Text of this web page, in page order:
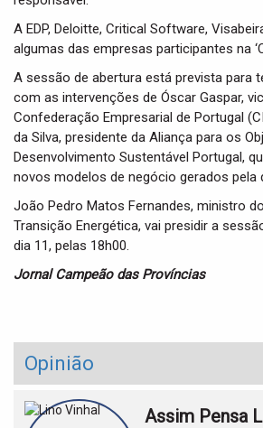
A EDP, Deloitte, Critical Software,
algumas das empresas participantes na
A sessão de abertura está prevista para
com as intervenções de Óscar Gaspar,
Confederação Empresarial de Portugal
da Silva, presidente da Aliança para os
Desenvolvimento Sustentável Portugal,
novos modelos de negócio gerados pela
João Pedro Matos Fernandes, ministro
Transição Energética, vai presidir a
dia 11, pelas 18h00.
Jornal Campeão das Províncias
Opinião
Assim Pensa